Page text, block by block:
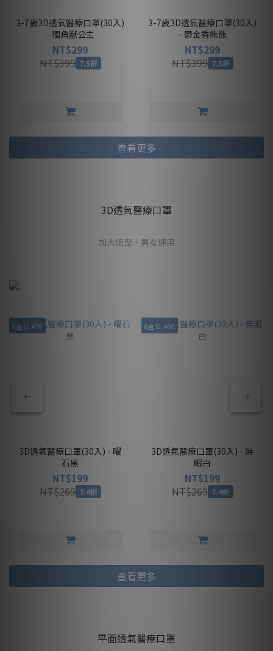
3-7歲3D透氣醫療口罩(30入)
- 獨角獸公主
NT$299
NT$399 7.5折
3-7歲3D透氣醫療口罩(30入)
- 鬱金香熊熊
NT$299
NT$399 7.5折
查看更多
3D透氣醫療口罩
加大版型、男女通用
8盒 $1,499
3D透氣醫療口罩(30入) - 曜
石黑
NT$199
NT$269 7.4折
8盒 $1,499
3D透氣醫療口罩(30入) - 無
暇白
NT$199
NT$269 7.4折
查看更多
平面透氣醫療口罩